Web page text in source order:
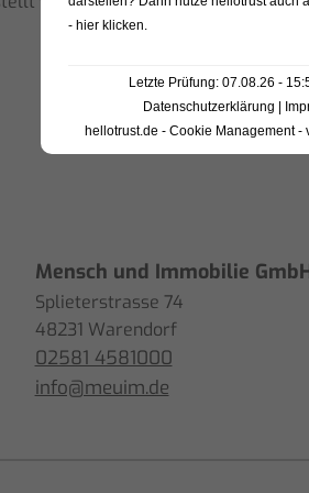
Mensch und Immobilie
Splieterstrasse 74
48231 Warendorf
02581 4581000
info@meuim.de
- hier klicken.
Letzte Prüfung: 07.08.26 -
Datenschutzerklärung
hellotrust.de - Cookie Management -